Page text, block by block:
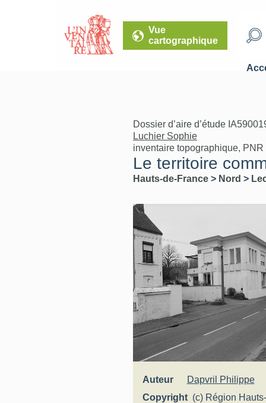
Vue
cartographique
Dossier d’aire d’étude
Luchier Sophie
inventaire topographique,
Le territoire
Hauts-de-France > Nord >
Auteur
Dapvril Philippe
Copyright (c) Région